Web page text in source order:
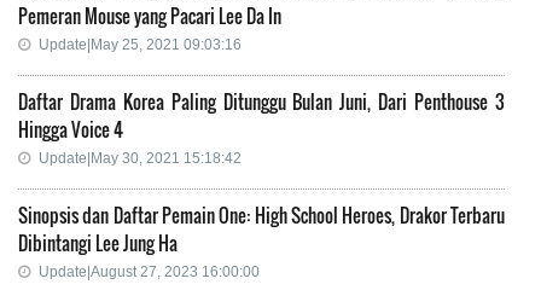
Pemeran Mouse yang Pacari Lee Da In
Update|May 25, 2021 09:03:16
Daftar Drama Korea Paling Ditunggu Bulan Juni, Dari Penthouse 3
Hingga Voice 4
Update|May 30, 2021 15:18:42
Sinopsis dan Daftar Pemain One: High School Heroes, Drakor Terbaru
Dibintangi Lee Jung Ha
Update|August 27, 2023 16:00:00